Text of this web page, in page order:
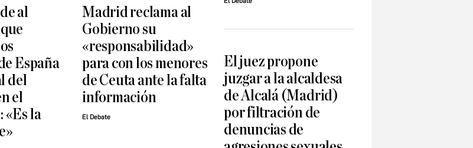
al
España
del
el
«Es la
Madrid reclama al
Gobierno su
«responsabilidad»
para con los menores
de Ceuta ante la falta
información
El Debate
El juez propone
juzgar a la alcaldesa
de Alcalá (Madrid)
por filtración de
denuncias de